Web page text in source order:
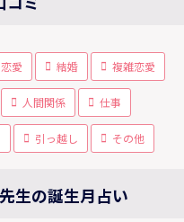
恋愛 結婚 複雑恋愛
人間関係 仕事
引っ越し その他
生の誕生月占い